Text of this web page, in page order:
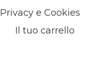
Privacy e Cookies
Il tuo carrello